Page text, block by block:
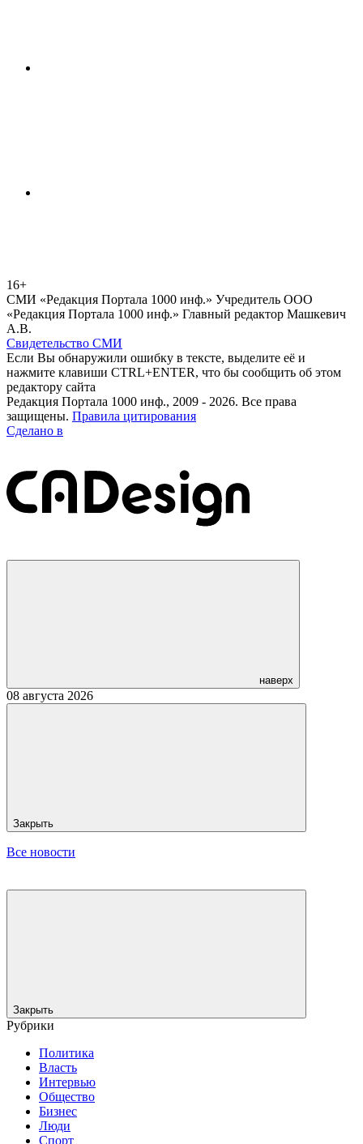
16+
СМИ «Редакция Портала 1000 инф.» Учредитель ООО
«Редакция Портала 1000 инф.» Главный редактор Машкевич
А.В.
Свидетельство СМИ
Если Вы обнаружили ошибку в тексте, выделите её и
нажмите клавиши CTRL+ENTER, что бы сообщить об этом
редактору сайта
Редакция Портала 1000 инф., 2009 - 2026. Все права
защищены. Правила цитирования
Сделано в
наверх
08 августа 2026
Закрыть
Все новости
Закрыть
Рубрики
Политика
Власть
Интервью
Общество
Бизнес
Люди
Спорт